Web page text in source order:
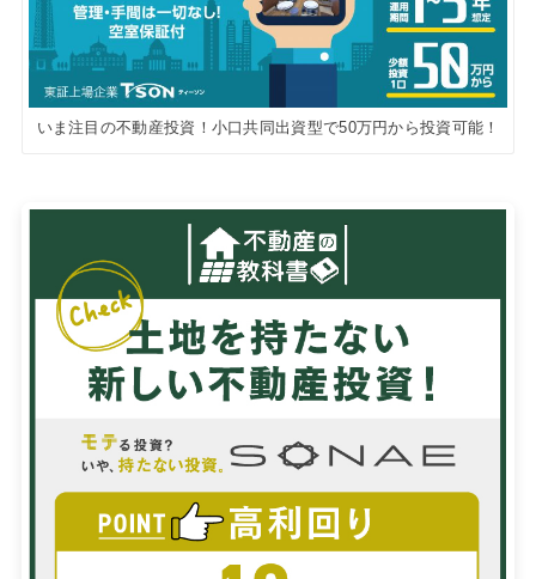
いま注目の不動産投資！小口共同出資型で50万円から投資可能！